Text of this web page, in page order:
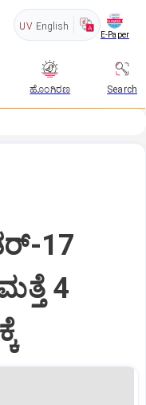
UV English
E-Paper
ಹೊಂಗಿರಣ Search
17
4